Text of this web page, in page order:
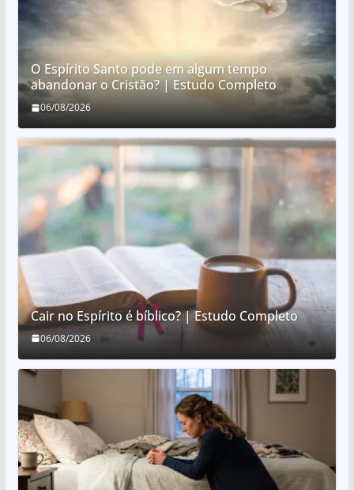
O Espírito Santo pode em algum tempo
abandonar o Cristão? | Estudo Completo
06/08/2026
Cair no Espírito é bíblico? | Estudo Completo
06/08/2026